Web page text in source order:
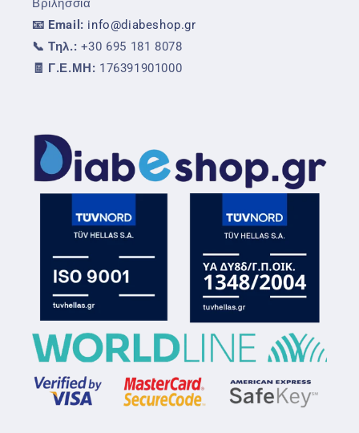
Βριλήσσια
📧 Email: info@diabeshop.gr
📞 Τηλ.: +30 695 181 8078
🧾 Γ.Ε.ΜΗ: 176391901000